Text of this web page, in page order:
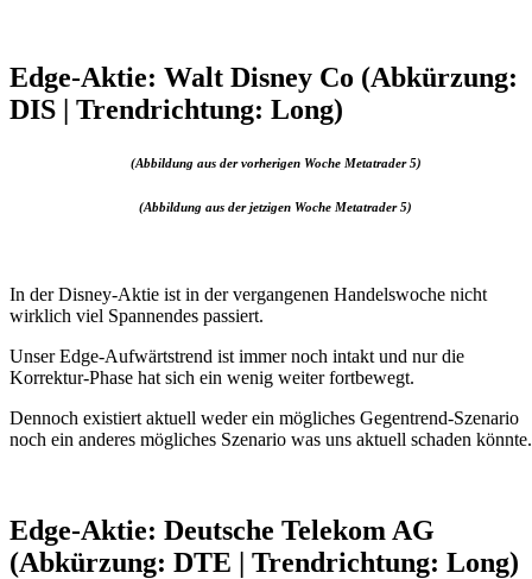
Edge-Aktie: Walt Disney Co (Abkürzung:
DIS | Trendrichtung: Long)
(Abbildung aus der vorherigen Woche Metatrader 5)
(Abbildung aus der jetzigen Woche Metatrader 5)
In der Disney-Aktie ist in der vergangenen Handelswoche nicht
wirklich viel Spannendes passiert.
Unser Edge-Aufwärtstrend ist immer noch intakt und nur die
Korrektur-Phase hat sich ein wenig weiter fortbewegt.
Dennoch existiert aktuell weder ein mögliches Gegentrend-Szenario
noch ein anderes mögliches Szenario was uns aktuell schaden könnte.
Edge-Aktie: Deutsche Telekom AG
(Abkürzung: DTE | Trendrichtung: Long)